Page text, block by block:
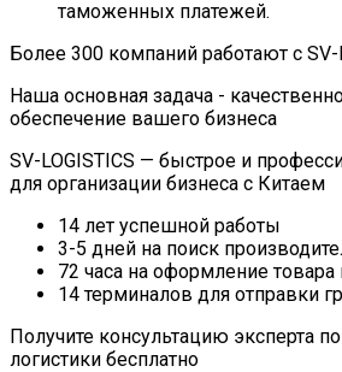
таможенных платежей.
Более 300 компаний работают с SV-
Наша основная задача -
обеспечение вашего бизнеса
SV-LOGISTICS — быстрое и
для организации бизнеса с Китаем
14 лет успешной работы
3-5 дней на поиск
72 часа на оформление
14 терминалов для отправки
Получите консультацию эксперта
логистики бесплатно